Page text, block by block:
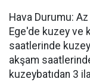
Hava Durumu:
Ege'de kuzey ve
saatlerinde
akşam
kuzeybatıdan 3